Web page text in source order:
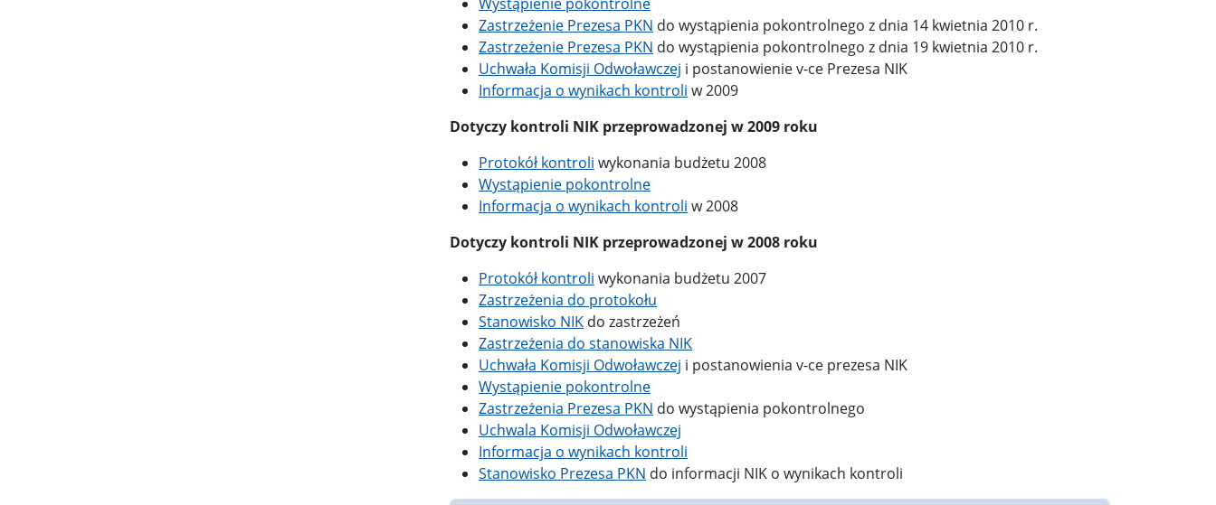
Zastrzeżenie Prezesa PKN do wystąpienia pokontrolnego z dnia 14 kwietnia 2010 r.
Zastrzeżenie Prezesa PKN do wystąpienia pokontrolnego z dnia 19 kwietnia 2010 r.
Uchwała Komisji Odwoławczej i postanowienie v-ce Prezesa NIK
Informacja o wynikach kontroli w 2009
Dotyczy kontroli NIK przeprowadzonej w 2009 roku
Protokół kontroli wykonania budżetu 2008
Wystąpienie pokontrolne
Informacja o wynikach kontroli w 2008
Dotyczy kontroli NIK przeprowadzonej w 2008 roku
Protokół kontroli wykonania budżetu 2007
Zastrzeżenia do protokołu
Stanowisko NIK do zastrzeżeń
Zastrzeżenia do stanowiska NIK
Uchwała Komisji Odwoławczej i postanowienia v-ce prezesa NIK
Wystąpienie pokontrolne
Zastrzeżenia Prezesa PKN do wystąpienia pokontrolnego
Uchwala Komisji Odwoławczej
Informacja o wynikach kontroli
Stanowisko Prezesa PKN do informacji NIK o wynikach kontroli